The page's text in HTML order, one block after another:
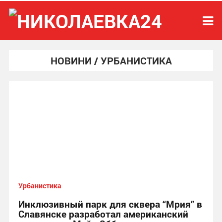
НОВИНИ / УРБАНИСТИКА
Урбанистика
Инклюзивный парк для сквера “Мрия” в
Славянске разработал американский